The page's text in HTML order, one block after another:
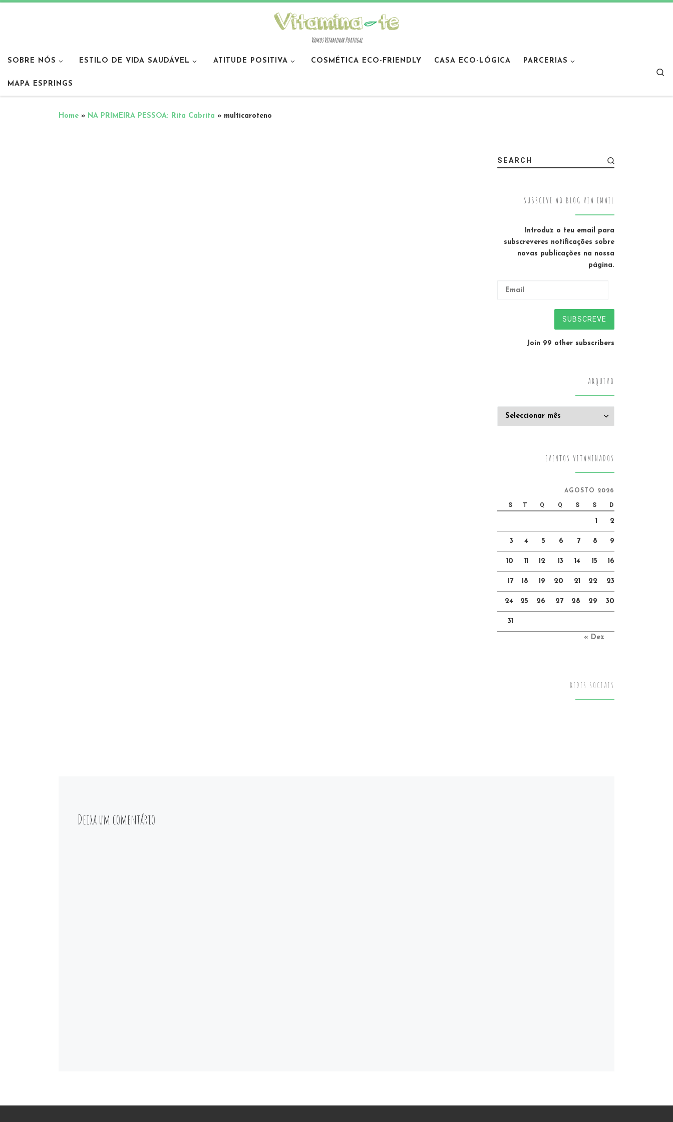
Vamos Vitaminar Portugal
SOBRE NÓS ESTILO DE VIDA SAUDÁVEL ATITUDE POSITIVA COSMÉTICA ECO-FRIENDLY CASA ECO-LÓGICA PARCERIAS
MAPA ESPRINGS
Home » NA PRIMEIRA PESSOA: Rita Cabrita » multicaroteno
Deixa um comentário
SEARCH
SUBSCEVE AO BLOG VIA EMAIL
Introduz o teu email para
subscreveres notificações sobre
novas publicações na nossa
página.
SUBSCREVE
Join 99 other subscribers
ARQUIVO
EVENTOS VITAMINADOS
AGOSTO 2026
S T Q Q S S D
1 2
3 4 5 6 7 8 9
10 11 12 13 14 15 16
17 18 19 20 21 22 23
24 25 26 27 28 29 30
31
« Dez
REDES SOCIAIS